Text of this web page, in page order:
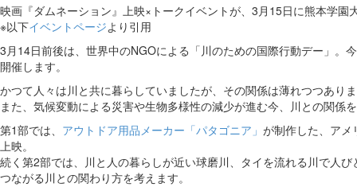
映画『ダムネーション』上映×トークイベントが、3月15日に熊本学園
※以下イベントページより引用
3月14日前後は、世界中のNGOによる「川のための国際行動デー」。
開催します。
かつて人々は川と共に暮らしていましたが、その関係は薄れつつあり
また、気候変動による災害や生物多様性の減少が進む今、川との関係
第1部では、 アウトドア用品メーカー「パタゴニア」 が制作した、アメ
上映。
続く第2部では、川と人の暮らしが近い球磨川、タイを流れる川で人
つながる川との関わり方を考えます。